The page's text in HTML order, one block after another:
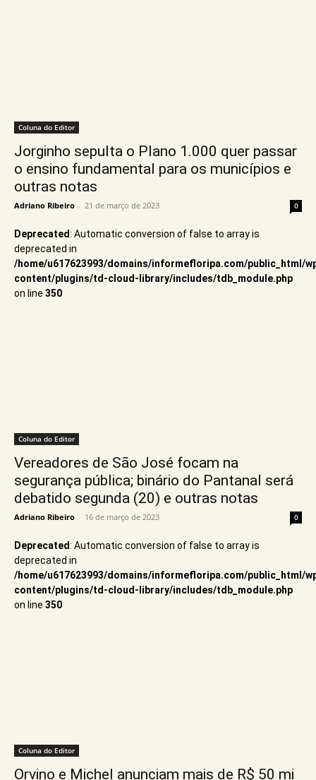
Coluna do Editor
Jorginho sepulta o Plano 1.000 quer passar
o ensino fundamental para os municípios e
outras notas
Adriano Ribeiro - 21 de março de 2023 0
Coluna do Editor
Deprecated: Automatic conversion of false to array is
deprecated in
/home/u617623993/domains/informefloripa.com/public_html/
content/plugins/td-cloud-library/includes/tdb_module.php
on line 350
Vereadores de São José focam na
segurança pública; binário do Pantanal será
debatido segunda (20) e outras notas
Adriano Ribeiro - 16 de março de 2023 0
Coluna do Editor
Deprecated: Automatic conversion of false to array is
deprecated in
/home/u617623993/domains/informefloripa.com/public_html/
content/plugins/td-cloud-library/includes/tdb_module.php
on line 350
Orvino e Michel anunciam mais de R$ 50 mi